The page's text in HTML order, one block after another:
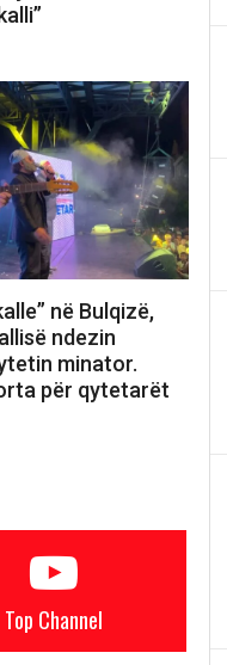
në Bulqizë,
ndezin
minator.
për qytetarët
Top Channel